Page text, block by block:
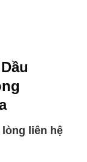
lòng liên hệ